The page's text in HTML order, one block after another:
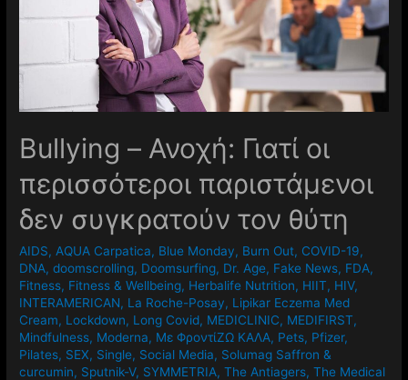
Βullying – Ανοχή: Γιατί οι
περισσότεροι παριστάμενοι
δεν συγκρατούν τον θύτη
AIDS, AQUA Carpatica, Blue Monday, Burn Out, COVID-19,
DNA,doomscrolling, Doomsurfing, Dr. Age, Fake News, FDA,
Fitness, Fitness & Wellbeing, Herbalife Nutrition, HIIT, HIV,
INTERAMERICAN, La Roche-Posay, Lipikar Eczema Med
Cream, Lockdown, Long Covid, MEDICLINIC, MEDIFIRST,
Mindfulness, Moderna, Mε ΦροντίΖΩ ΚΑΛΑ, Pets, Pfizer,
Pilates, SEX, Single, Social Media, Solumag Saffron &
curcumin, Sputnik-V, SYMMETRIA,The Antiagers,The Medical